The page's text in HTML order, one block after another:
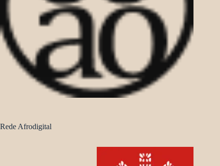
Rede Afrodigital